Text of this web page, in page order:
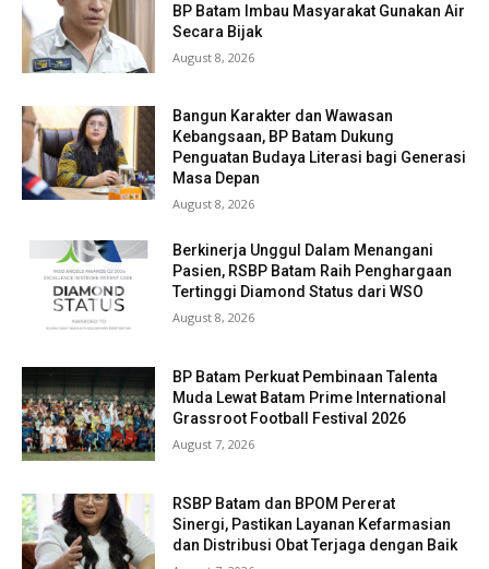
BP Batam Imbau Masyarakat Gunakan Air
Secara Bijak
August 8, 2026
Bangun Karakter dan Wawasan
Kebangsaan, BP Batam Dukung
Penguatan Budaya Literasi bagi Generasi
Masa Depan
August 8, 2026
Berkinerja Unggul Dalam Menangani
Pasien, RSBP Batam Raih Penghargaan
Tertinggi Diamond Status dari WSO
August 8, 2026
BP Batam Perkuat Pembinaan Talenta
Muda Lewat Batam Prime International
Grassroot Football Festival 2026
August 7, 2026
RSBP Batam dan BPOM Pererat
Sinergi, Pastikan Layanan Kefarmasian
dan Distribusi Obat Terjaga dengan Baik